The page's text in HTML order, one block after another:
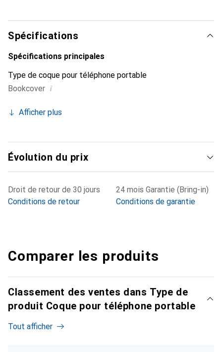
marque Noreve est un choix sûr pour une clientèle
exigeante.
Spécifications
Spécifications principales
Type de coque pour téléphone portable
Bookcover i
Afficher plus
Évolution du prix
Droit de retour de 30 jours
Conditions de retour
24 mois Garantie (Bring-in)
Conditions de garantie
Comparer les produits
Classement des ventes dans Type de
produit Coque pour téléphone portable
Tout afficher